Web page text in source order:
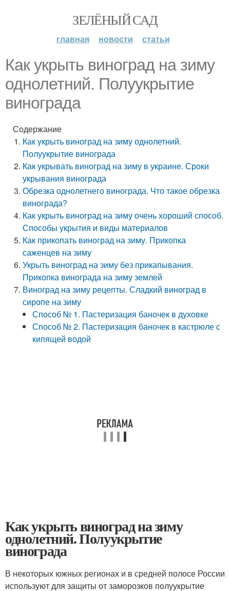
ЗЕЛЁНЫЙ САД
главная новости статьи
Как укрыть виноград на зиму
однолетний. Полуукрытие
винограда
Содержание
Как укрыть виноград на зиму однолетний.
Полуукрытие винограда
Как укрывать виноград на зиму в украине. Сроки
укрывания винограда
Обрезка однолетнего винограда. Что такое обрезка
винограда?
Как укрыть виноград на зиму очень хороший способ.
Способы укрытия и виды материалов
Как прикопать виноград на зиму. Прикопка
саженцев на зиму
Укрыть виноград на зиму без прикапывания.
Прикопка винограда на зиму землей
Виноград на зиму рецепты. Сладкий виноград в
сиропе на зиму
Способ № 1. Пастеризация баночек в духовке
Способ № 2. Пастеризация баночек в кастрюле с
кипящей водой
Как укрыть виноград на зиму
однолетний. Полуукрытие
винограда
В некоторых южных регионах и в средней полосе России
используют для защиты от заморозков полуукрытие